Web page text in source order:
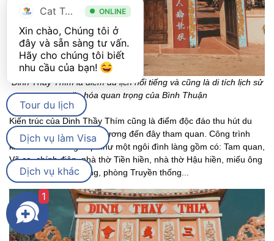
Dinh Thầy Thím là điểm du lịch nổi tiếng và cũng là di tích lịch sử
văn hóa quan trọng của Bình Thuận
Kiến trúc của Dinh Thầy Thím cũng là điểm độc đáo thu hút du
khách và phật tử thập phương đến đây tham quan. Công trình
kiến trúc với dáng dấp như một ngôi đình làng gồm có: Tam quan,
Võ ca, chính điện, nhà thờ Tiền hiền, nhà thờ Hậu hiền, miếu ông
Hổ, miếu Thành hoàng, phòng Truyền thống...
Cat Tour ONLINE
Xin chào, Chúng tôi ở
đây và sẵn sàng tư vấn.
Hãy cho chúng tôi biết
nhu cầu của bạn!
Tour du lịch
Dịch vụ làm Visa
Dịch vụ khác
1